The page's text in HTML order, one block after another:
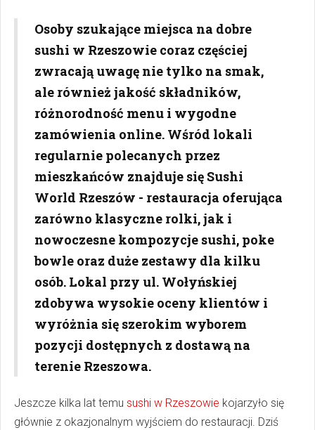
Osoby szukające miejsca na dobre
sushi w Rzeszowie coraz częściej
zwracają uwagę nie tylko na smak,
ale również jakość składników,
różnorodność menu i wygodne
zamówienia online. Wśród lokali
regularnie polecanych przez
mieszkańców znajduje się Sushi
World Rzeszów - restauracja oferująca
zarówno klasyczne rolki, jak i
nowoczesne kompozycje sushi, poke
bowle oraz duże zestawy dla kilku
osób. Lokal przy ul. Wołyńskiej
zdobywa wysokie oceny klientów i
wyróżnia się szerokim wyborem
pozycji dostępnych z dostawą na
terenie Rzeszowa.
Jeszcze kilka lat temu sushi w Rzeszowie kojarzyło się
głównie z okazjonalnym wyjściem do restauracji. Dziś